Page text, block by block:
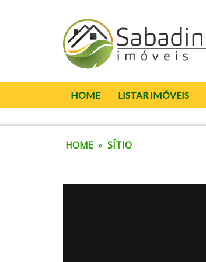
HOME LISTAR IMÓVEIS
HOME » SÍTIO